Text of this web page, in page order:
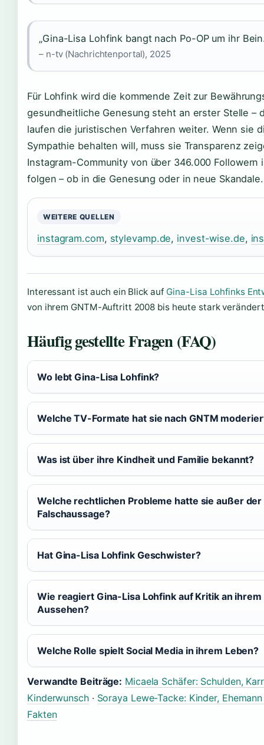
„Gina-Lisa Lohfink bangt nach Po-OP um ihr
– n-tv (Nachrichtenportal), 2025
Für Lohfink wird die kommende Zeit zur
gesundheitliche Genesung steht an erster Stelle –
laufen die juristischen Verfahren weiter. Wenn sie
Sympathie behalten will, muss sie Transparenz
Instagram-Community von über 346.000 Followern
folgen – ob in die Genesung oder in neue Skandale.
WEITERE QUELLEN
instagram.com, stylevamp.de, invest-wise.de,
Interessant ist auch ein Blick auf Gina-Lisa Lohfinks
von ihrem GNTM-Auftritt 2008 bis heute stark
Häufig gestellte Fragen (FAQ)
Wo lebt Gina-Lisa Lohfink?
Welche TV-Formate hat sie nach GNTM
Was ist über ihre Kindheit und Familie bekannt?
Welche rechtlichen Probleme hatte sie außer der
Falschaussage?
Hat Gina-Lisa Lohfink Geschwister?
Wie reagiert Gina-Lisa Lohfink auf Kritik an ihrem
Aussehen?
Welche Rolle spielt Social Media in ihrem Leben?
Verwandte Beiträge: Micaela Schäfer: Schulden,
Kinderwunsch· Soraya Lewe-Tacke: Kinder,
Fakten